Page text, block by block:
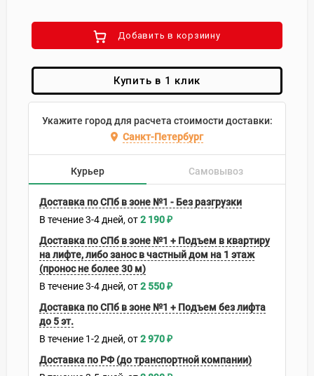
Добавить в корзиину
Купить в 1 клик
Укажите город для расчета стоимости доставки:
Санкт-Петербург
Курьер Самовывоз
Доставка по СПб в зоне №1 - Без разгрузки
В течение3-4 дней 2 190₽
Доставка по СПб в зоне №1 + Подъем в квартиру
на лифте, либо занос в частный дом на 1 этаж
(пронос не более 30 м)
В течение3-4 дней 2 550₽
Доставка по СПб в зоне №1 + Подъем без лифта
до 5 эт.
В течение 1-2 дней 2 970₽
Доставка по РФ (до транспортной компании)